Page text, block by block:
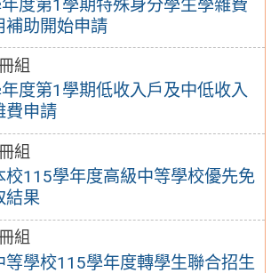
年度第1學期特殊身分學生學雜費
補助開始申請
組
年度第1學期低收入戶及中低收入
費申請
組
校115學年度高級中等學校優先免
結果
組
等學校115學年度轉學生聯合招生